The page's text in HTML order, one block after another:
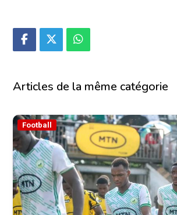
Articles de la même catégorie
Football